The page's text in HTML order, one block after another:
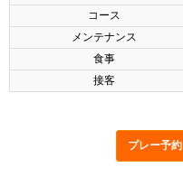
コース
メンテナンス
食事
接客
プレー予約